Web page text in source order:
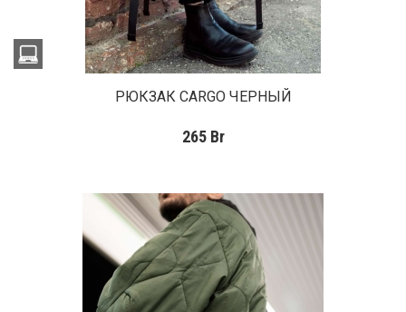
РЮКЗАК CARGO ЧЕРНЫЙ
265 Br